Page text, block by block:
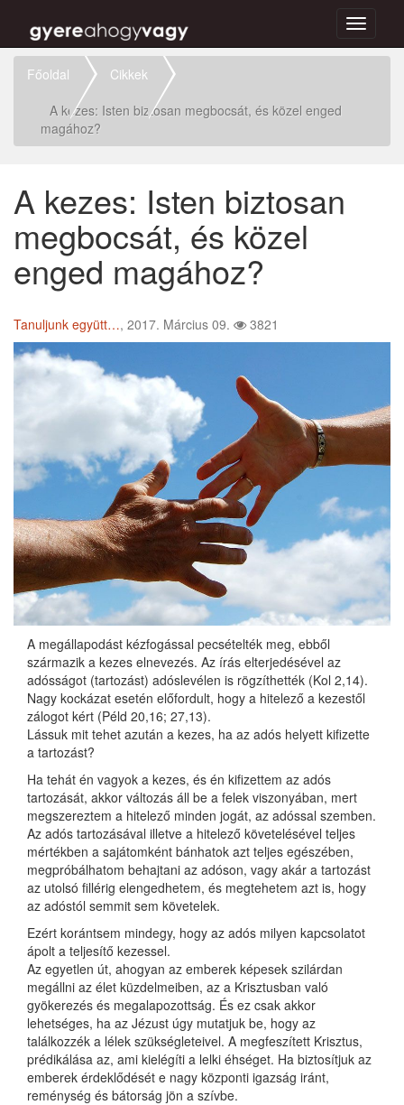
Toggle
Főoldal
Cikkek
A kezes: Isten biztosan megbocsát, és közel enged
magához?
A kezes: Isten biztosan
megbocsát, és közel
enged magához?
Tanuljunk együtt…, 2017. Március 09. 3821
A megállapodást kézfogással pecsételték meg, ebből
származik a kezes elnevezés. Az írás elterjedésével az
adósságot (tartozást) adóslevélen is rögzíthették (Kol 2,14).
Nagy kockázat esetén előfordult, hogy a hitelező a kezestől
zálogot kért (Péld 20,16; 27,13).
Lássuk mit tehet azután a kezes, ha az adós helyett kifizette
a tartozást?
Ha tehát én vagyok a kezes, és én kifizettem az adós
tartozását, akkor változás áll be a felek viszonyában, mert
megszereztem a hitelező minden jogát, az adóssal szemben.
Az adós tartozásával illetve a hitelező követelésével teljes
mértékben a sajátomként bánhatok azt teljes egészében,
megpróbálhatom behajtani az adóson, vagy akár a tartozást
az utolsó fillérig elengedhetem, és megtehetem azt is, hogy
az adóstól semmit sem követelek.
Ezért korántsem mindegy, hogy az adós milyen kapcsolatot
ápolt a teljesítő kezessel.
Az egyetlen út, ahogyan az emberek képesek szilárdan
megállni az élet küzdelmeiben, az a Krisztusban való
gyökerezés és megalapozottság. És ez csak akkor
lehetséges, ha az Jézust úgy mutatjuk be, hogy az
találkozzék a lélek szükségleteivel. A megfeszített Krisztus,
prédikálása az, ami kielégíti a lelki éhséget. Ha biztosítjuk az
emberek érdeklődését e nagy központi igazság iránt,
reménység és bátorság jön a szívbe.